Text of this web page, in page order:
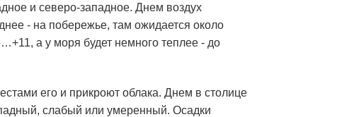
и северо-западное. Днем воздух
- на побережье, там ожидается около
а у моря будет немного теплее - до
его и прикроют облака. Днем в столице
слабый или умеренный. Осадки